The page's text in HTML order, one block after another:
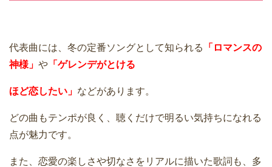
代表曲には、冬の定番ソングとして知られる
「ロマンスの
神様」 や 「ゲレンデがとける
ほど恋したい」 などがあります。
どの曲もテンポが良く、聴くだけで明るい気持ちになれる
点が魅力です。
また、恋愛の楽しさや切なさをリアルに描いた歌詞も、多